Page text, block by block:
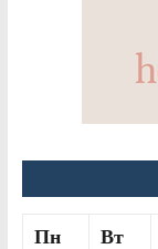
Пн Вт